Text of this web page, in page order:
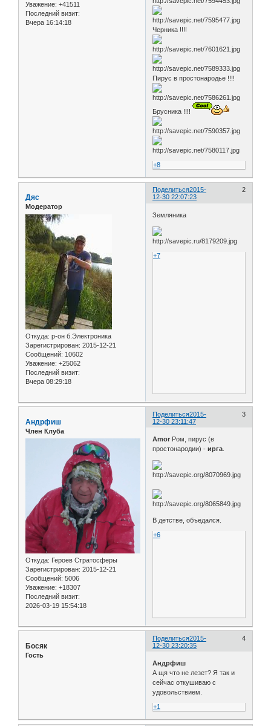
Уважение: +41511
Последний визит:
Вчера 16:14:18
Черника !!!!
Пирус в простонародье !!!!
Брусника !!!!
+8
Поделиться 2
2015-
12-30 22:07:23
Дяс
Модератор
Откуда: р-он б.Электроника
Зарегистрирован: 2015-12-21
Сообщений: 10602
Уважение: +25062
Последний визит:
Вчера 08:29:18
Земляника
+7
Поделиться 3
2015-
12-30 23:11:47
Андрфиш
Член Клуба
Откуда: Героев Стратосферы
Зарегистрирован: 2015-12-21
Сообщений: 5006
Уважение: +18307
Последний визит:
2026-03-19 15:54:18
Amor Ром, пирус (в
простонародии) - ирга
В детстве, объедался.
+6
Поделиться 4
2015-
12-30 23:20:35
Босяк
Гость
Андрфиш
А щя что не лезет? Я так и
сейчас откушиваю с
удовольствием.
+1